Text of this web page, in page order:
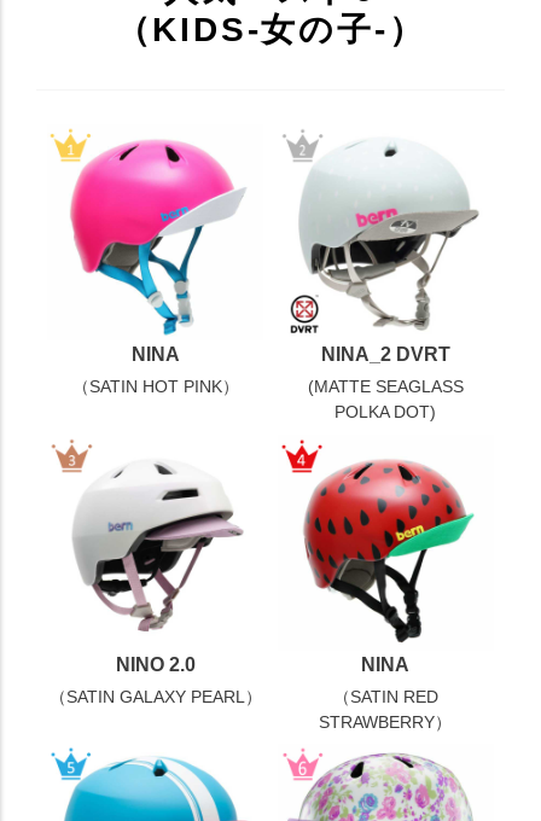
（KIDS-女の子-）
NINA
（SATIN HOT PINK）
NINA_2 DVRT
(MATTE SEAGLASS
POLKA DOT)
NINO 2.0
（SATIN GALAXY PEARL）
NINA
（SATIN RED
STRAWBERRY）